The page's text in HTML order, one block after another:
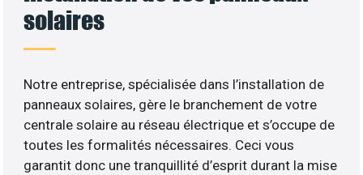
solaires
Notre entreprise, spécialisée dans l’installation de
panneaux solaires, gère le branchement de votre
centrale solaire au réseau électrique et s’occupe de
toutes les formalités nécessaires. Ceci vous
garantit donc une tranquillité d’esprit durant la mise